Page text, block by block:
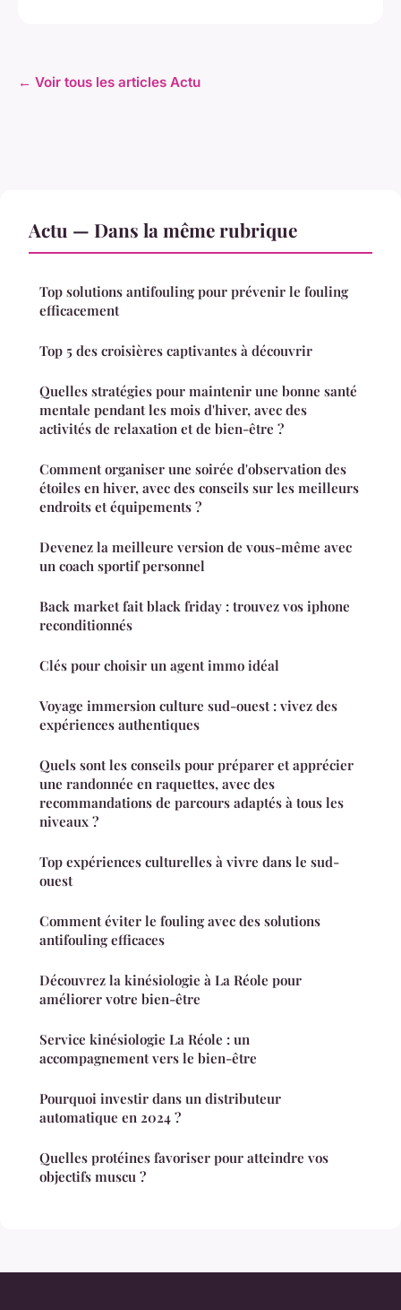
← Voir tous les articles Actu
Actu — Dans la même rubrique
Top solutions antifouling pour prévenir le fouling
efficacement
Top 5 des croisières captivantes à découvrir
Quelles stratégies pour maintenir une bonne santé
mentale pendant les mois d'hiver, avec des
activités de relaxation et de bien-être ?
Comment organiser une soirée d'observation des
étoiles en hiver, avec des conseils sur les meilleurs
endroits et équipements ?
Devenez la meilleure version de vous-même avec
un coach sportif personnel
Back market fait black friday : trouvez vos iphone
reconditionnés
Clés pour choisir un agent immo idéal
Voyage immersion culture sud-ouest : vivez des
expériences authentiques
Quels sont les conseils pour préparer et apprécier
une randonnée en raquettes, avec des
recommandations de parcours adaptés à tous les
niveaux ?
Top expériences culturelles à vivre dans le sud-
ouest
Comment éviter le fouling avec des solutions
antifouling efficaces
Découvrez la kinésiologie à La Réole pour
améliorer votre bien-être
Service kinésiologie La Réole : un
accompagnement vers le bien-être
Pourquoi investir dans un distributeur
automatique en 2024 ?
Quelles protéines favoriser pour atteindre vos
objectifs muscu ?